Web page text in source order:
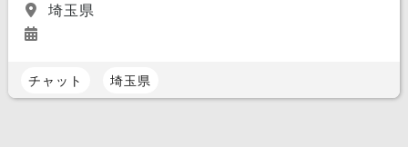
埼玉県
チャット 埼玉県